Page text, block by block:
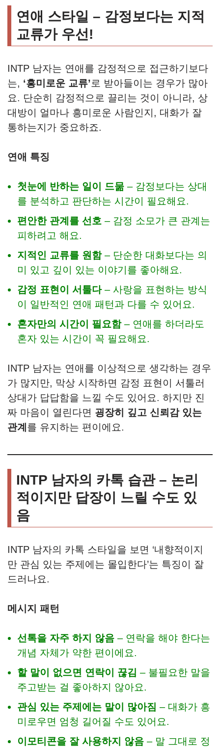
연애 스타일 – 감정보다는 지적
교류가 우선!
INTP 남자는 연애를 감정적으로 접근하기보다
는, ‘흥미로운 교류’로 받아들이는 경우가 많아
요. 단순히 감정적으로 끌리는 것이 아니라, 상
대방이 얼마나 흥미로운 사람인지, 대화가 잘
통하는지가 중요하죠.
연애 특징
첫눈에 반하는 일이 드묾 – 감정보다는 상대
를 분석하고 판단하는 시간이 필요해요.
편안한 관계를 선호 – 감정 소모가 큰 관계는
피하려고 해요.
지적인 교류를 원함– 단순한 대화보다는 의
미 있고 깊이 있는 이야기를 좋아해요.
감정 표현이 서툴다– 사랑을 표현하는 방식
이 일반적인 연애 패턴과 다를 수 있어요.
혼자만의 시간이 필요함– 연애를 하더라도
혼자 있는 시간이 꼭 필요해요.
INTP 남자는 연애를 이상적으로 생각하는 경우
가 많지만, 막상 시작하면 감정 표현이 서툴러
상대가 답답함을 느낄 수도 있어요. 하지만 진
짜 마음이 열린다면 굉장히 깊고 신뢰감 있는
관계 를 유지하는 편이에요.
INTP 남자의 카톡 습관 – 논리
적이지만 답장이 느릴 수도 있
음
INTP 남자의 카톡 스타일을 보면 ‘내향적이지
만 관심 있는 주제에는 몰입한다’는 특징이 잘
드러나요.
메시지 패턴
선톡을 자주 하지 않음 – 연락을 해야 한다는
개념 자체가 약한 편이에요.
할 말이 없으면 연락이 끊김 – 불필요한 말을
주고받는 걸 좋아하지 않아요.
관심 있는 주제에는 말이 많아짐 – 대화가 흥
미로우면 엄청 길어질 수도 있어요.
이모티콘을 잘 사용하지 않음 – 말 그대로 정